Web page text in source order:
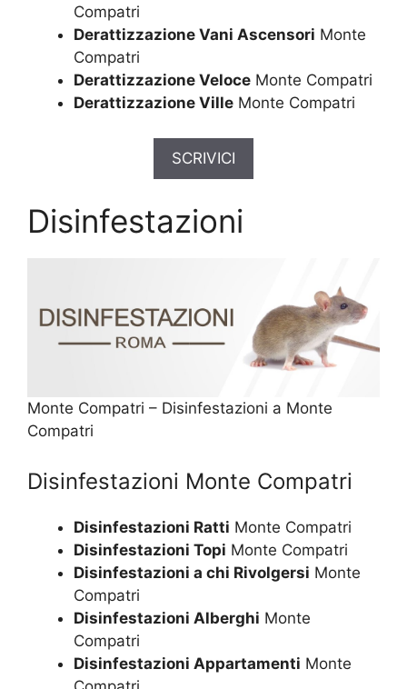
Compatri
Derattizzazione Vani Ascensori Monte
Compatri
Derattizzazione Veloce Monte Compatri
Derattizzazione Ville Monte Compatri
SCRIVICI
Disinfestazioni
Monte Compatri – Disinfestazioni a Monte
Compatri
Disinfestazioni Monte Compatri
Disinfestazioni Ratti Monte Compatri
Disinfestazioni Topi Monte Compatri
Disinfestazioni a chi Rivolgersi Monte
Compatri
Disinfestazioni Alberghi Monte
Compatri
Disinfestazioni Appartamenti Monte